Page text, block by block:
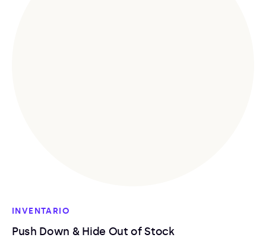
INVENTARIO
Push Down & Hide Out of Stock